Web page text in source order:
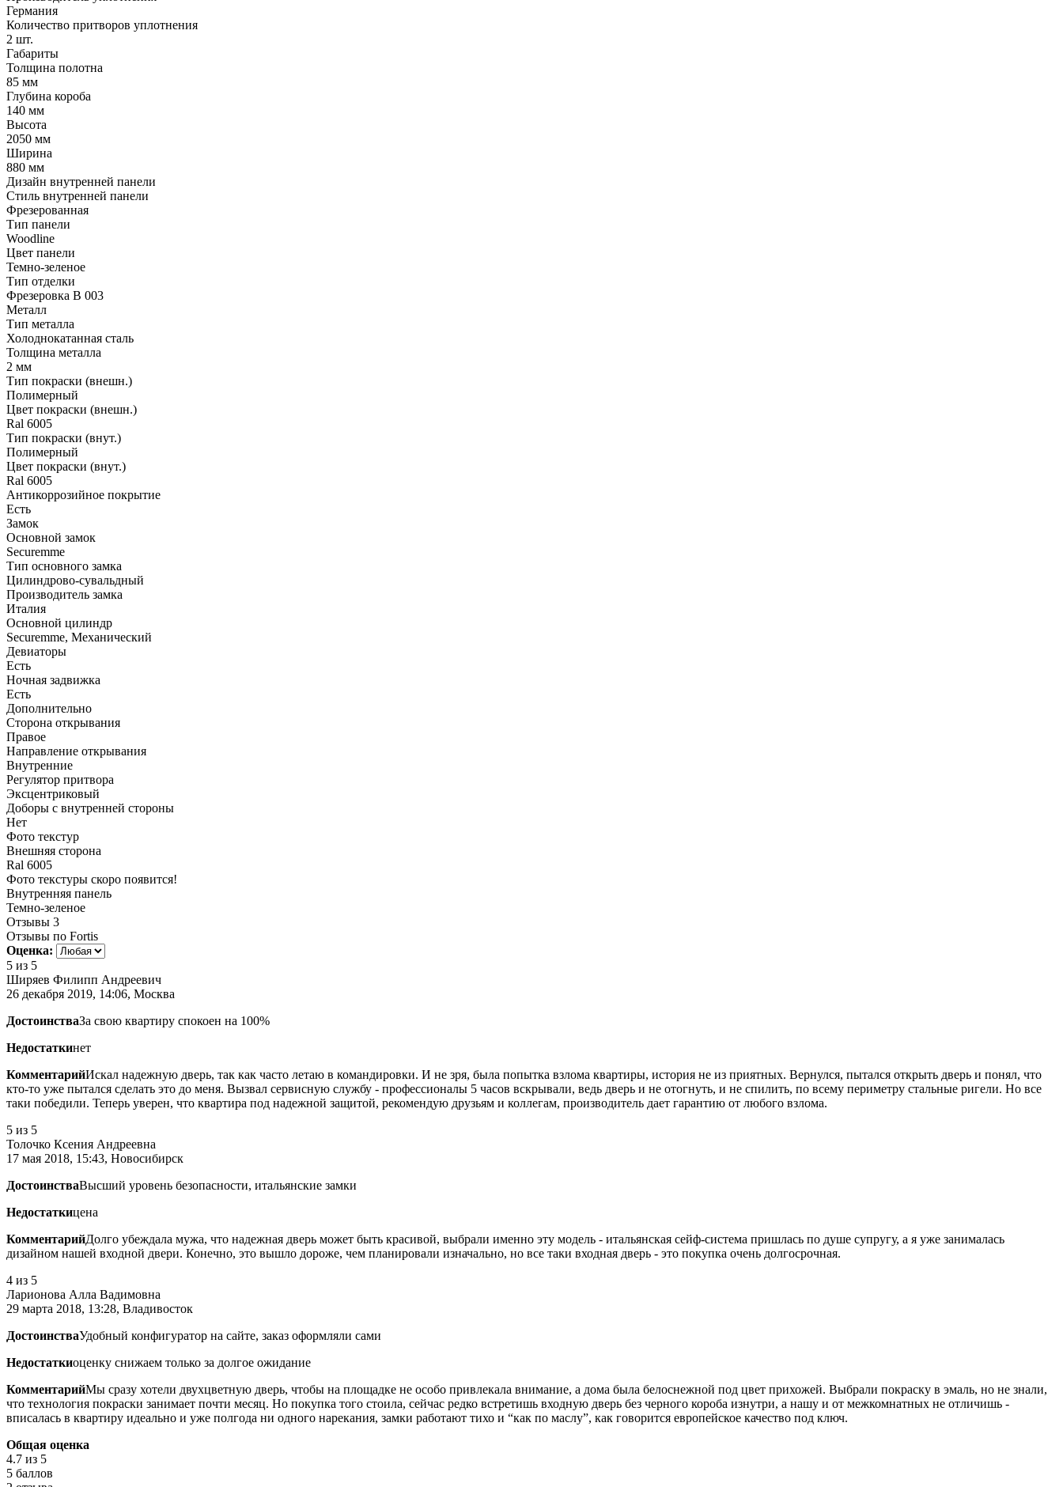
Германия
Количество притворов уплотнения
2 шт.
Габариты
Толщина полотна
85 мм
Глубина короба
140 мм
Высота
2050 мм
Ширина
880 мм
Дизайн внутренней панели
Стиль внутренней панели
Фрезерованная
Тип панели
Woodline
Цвет панели
Темно-зеленое
Тип отделки
Фрезеровка B 003
Металл
Тип металла
Холоднокатанная сталь
Толщина металла
2 мм
Тип покраски (внешн.)
Полимерный
Цвет покраски (внешн.)
Ral 6005
Тип покраски (внут.)
Полимерный
Цвет покраски (внут.)
Ral 6005
Антикоррозийное покрытие
Есть
Замок
Основной замок
Securemme
Тип основного замка
Цилиндрово-сувальдный
Производитель замка
Италия
Основной цилиндр
Securemme, Механический
Девиаторы
Есть
Ночная задвижка
Есть
Дополнительно
Сторона открывания
Правое
Направление открывания
Внутренние
Регулятор притвора
Эксцентриковый
Доборы с внутренней стороны
Нет
Фото текстур
Внешняя сторона
Ral 6005
Фото текстуры скоро появится!
Внутренняя панель
Темно-зеленое
Отзывы 3
Отзывы по Fortis
Оценка:
5 из 5
Ширяев Филипп Андреевич
26 декабря 2019, 14:06, Москва
ДостоинстваЗа свою квартиру спокоен на 100%
Недостаткинет
КомментарийИскал надежную дверь, так как часто летаю в командировки. И не зря, была попытка взлома квартиры, история не из приятных. Вернулся, пытался открыть дверь и понял, что
кто-то уже пытался сделать это до меня. Вызвал сервисную службу - профессионалы 5 часов вскрывали, ведь дверь и не отогнуть, и не спилить, по всему периметру стальные ригели. Но все
таки победили. Теперь уверен, что квартира под надежной защитой, рекомендую друзьям и коллегам, производитель дает гарантию от любого взлома.
5 из 5
Толочко Ксения Андреевна
17 мая 2018, 15:43, Новосибирск
ДостоинстваВысший уровень безопасности, итальянские замки
Недостаткицена
КомментарийДолго убеждала мужа, что надежная дверь может быть красивой, выбрали именно эту модель - итальянская сейф-система пришлась по душе супругу, а я уже занималась
дизайном нашей входной двери. Конечно, это вышло дороже, чем планировали изначально, но все таки входная дверь - это покупка очень долгосрочная.
4 из 5
Ларионова Алла Вадимовна
29 марта 2018, 13:28, Владивосток
ДостоинстваУдобный конфигуратор на сайте, заказ оформляли сами
Недостаткиоценку снижаем только за долгое ожидание
КомментарийМы сразу хотели двухцветную дверь, чтобы на площадке не особо привлекала внимание, а дома была белоснежной под цвет прихожей. Выбрали покраску в эмаль, но не знали,
что технология покраски занимает почти месяц. Но покупка того стоила, сейчас редко встретишь входную дверь без черного короба изнутри, а нашу и от межкомнатных не отличишь -
вписалась в квартиру идеально и уже полгода ни одного нарекания, замки работают тихо и “как по маслу”, как говорится европейское качество под ключ.
Общая оценка
4.7 из 5
5 баллов